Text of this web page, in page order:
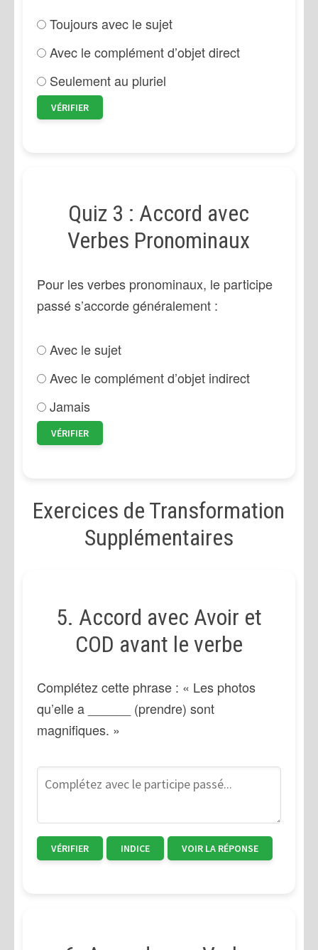
Toujours avec le sujet
Avec le complément d’objet direct
Seulement au pluriel
VÉRIFIER
Quiz 3 : Accord avec
Verbes Pronominaux
Pour les verbes pronominaux, le participe
passé s’accorde généralement :
Avec le sujet
Avec le complément d’objet indirect
Jamais
VÉRIFIER
Exercices de Transformation
Supplémentaires
5. Accord avec Avoir et
COD avant le verbe
Complétez cette phrase : « Les photos
qu’elle a ______ (prendre) sont
magnifiques. »
VÉRIFIER INDICE VOIR LA RÉPONSE